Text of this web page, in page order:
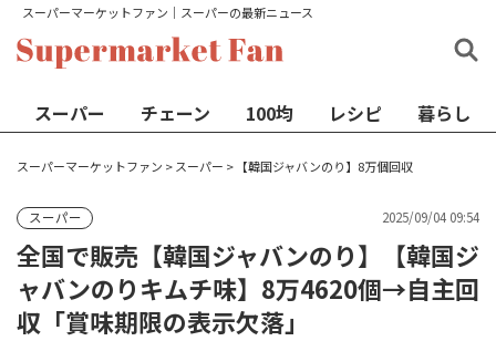
スーパーマーケットファン│スーパーの最新ニュース
スーパー チェーン 100均 レシピ 暮らし
スーパーマーケットファン > スーパー > 【韓国ジャバンのり】8万個回収
スーパー 2025/09/04 09:54
全国で販売【韓国ジャバンのり】【韓国ジ
ャバンのりキムチ味】8万4620個→自主回
収「賞味期限の表示欠落」